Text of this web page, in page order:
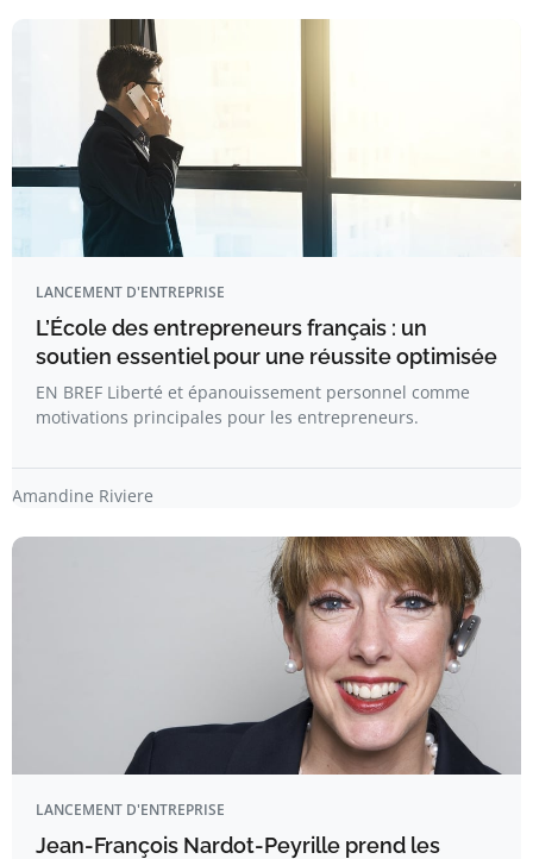
LANCEMENT D'ENTREPRISE
L’École des entrepreneurs français : un
soutien essentiel pour une réussite optimisée
EN BREF Liberté et épanouissement personnel comme
motivations principales pour les entrepreneurs.
Amandine Riviere
LANCEMENT D'ENTREPRISE
Jean-François Nardot-Peyrille prend les